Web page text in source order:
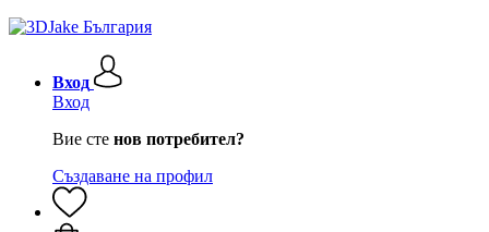
Вход
Вход
Вие сте нов потребител?
Създаване на профил